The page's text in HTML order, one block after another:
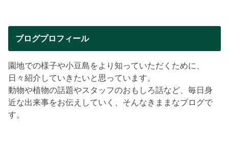
ブログプロフィール
園地での様子や小豆島をより知っていただくために、
日々紹介していきたいと思っています。
動物や植物の話題やスタッフのおもしろ話など、毎日身
近な出来事をお伝えしていく、そんなきままなブログで
す。